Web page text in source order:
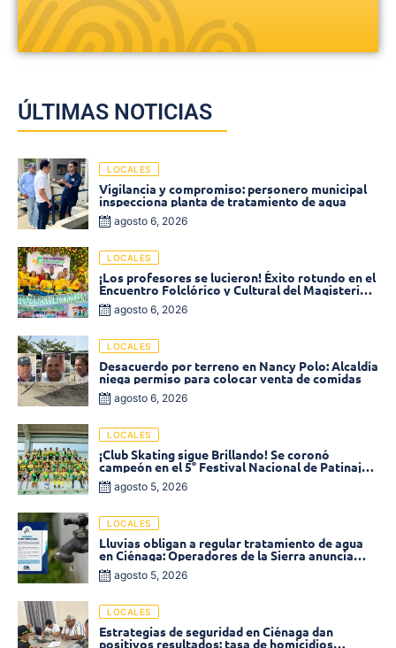
ÚLTIMAS NOTICIAS
LOCALES
Vigilancia y compromiso: personero municipal
inspecciona planta de tratamiento de agua
agosto 6, 2026
LOCALES
¡Los profesores se lucieron! Éxito rotundo en el
Encuentro Folclórico y Cultural del Magisterio
2026 en Ciénaga
agosto 6, 2026
LOCALES
Desacuerdo por terreno en Nancy Polo: Alcaldía
niega permiso para colocar venta de comidas
agosto 6, 2026
LOCALES
¡Club Skating sigue Brillando! Se coronó
campeón en el 5° Festival Nacional de Patinaje
«Soledad sobre Ruedas»
agosto 5, 2026
LOCALES
Lluvias obligan a regular tratamiento de agua
en Ciénaga: Operadores de la Sierra anuncia
baja presión en varios sectores
agosto 5, 2026
LOCALES
Estrategias de seguridad en Ciénaga dan
positivos resultados: tasa de homicidios